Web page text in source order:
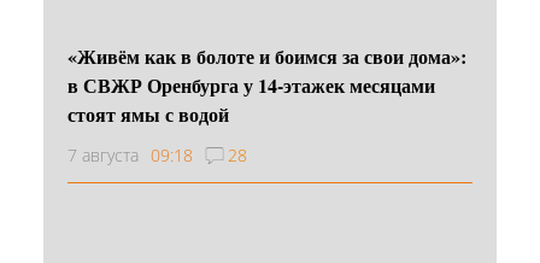
«Живём как в болоте и боимся за свои дома»:
в СВЖР Оренбурга у 14-этажек месяцами
стоят ямы с водой
7 августа 09:18 28